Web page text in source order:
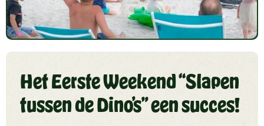
Het Eerste Weekend “Slapen
tussen de Dino’s” een succes!